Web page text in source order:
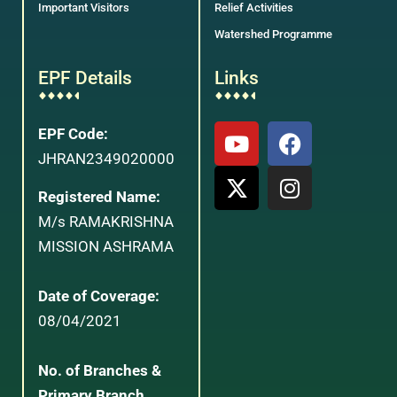
Important Visitors
Relief Activities
Watershed Programme
EPF Details
EPF Code:
JHRAN2349020000
Registered Name:
M/s RAMAKRISHNA
MISSION ASHRAMA
Date of Coverage:
08/04/2021
No. of Branches &
Links